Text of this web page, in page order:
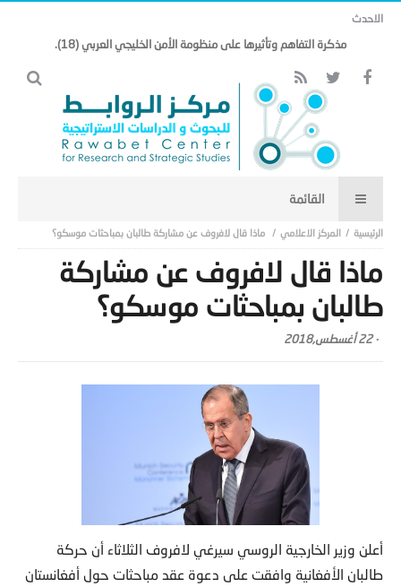
الاحدث
مذكرة التفاهم وتأثيرها على منظومة الأمن الخليجي العربي (18).
المركز الاعلامي ماذا قال لافروف عن مشاركة طالبان بمباحثات موسكو؟
ماذا قال لافروف عن مشاركة
طالبان بمباحثات موسكو؟
-22 أغسطس,2018
أعلن وزير الخارجية الروسي سيرغي لافروف الثلاثاء أن حركة
طالبان الأفغانية وافقت على دعوة عقد مباحثات حول أفغانستان